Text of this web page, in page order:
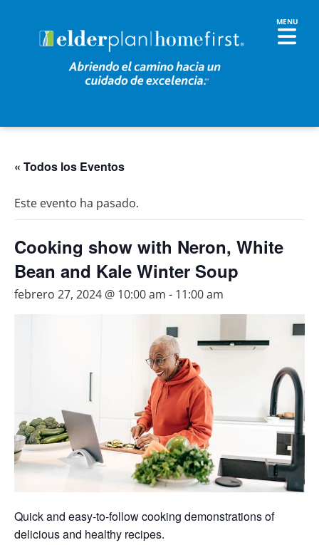
« Todos los Eventos
Este evento ha pasado.
Cooking show with Neron, White
Bean and Kale Winter Soup
febrero 27, 2024 @ 10:00 am - 11:00 am
Quick and easy-to-follow cooking demonstrations of
delicious and healthy recipes.